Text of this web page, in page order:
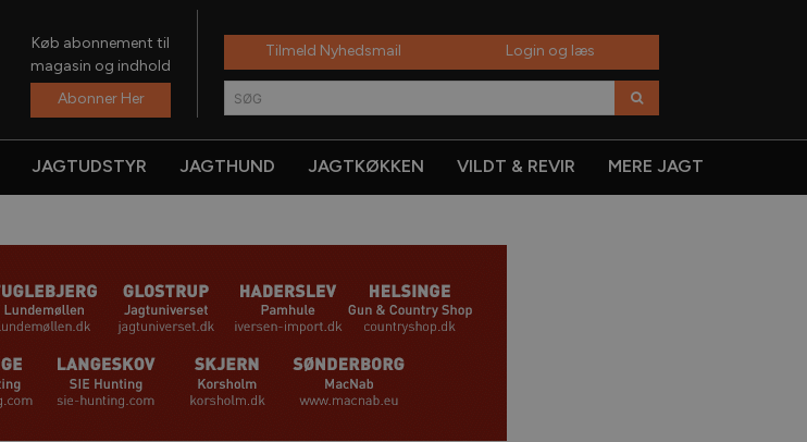
Køb abonnement til
magasin og indhold
Abonner Her
Tilmeld Nyhedsmail Login og læs
SØG
JAGTUDSTYR JAGTHUND JAGTKØKKEN VILDT & REVIR MERE JAGT